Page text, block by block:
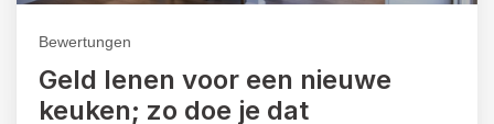
Bewertungen
Geld lenen voor een nieuwe
keuken; zo doe je dat